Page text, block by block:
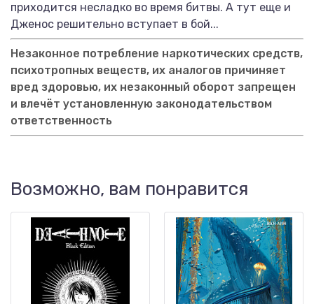
приходится несладко во время битвы. А тут еще и
Дженос решительно вступает в бой...
Незаконное потребление наркотических средств,
психотропных веществ, их аналогов причиняет
вред здоровью, их незаконный оборот запрещен
и влечёт установленную законодательством
ответственность
Возможно, вам понравится